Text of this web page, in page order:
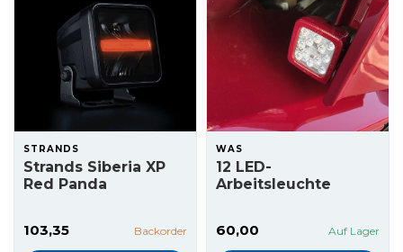
STRANDS
Strands Siberia XP
Red Panda
103,35 Backorder
WAS
12 LED-
Arbeitsleuchte
60,00 Auf Lager